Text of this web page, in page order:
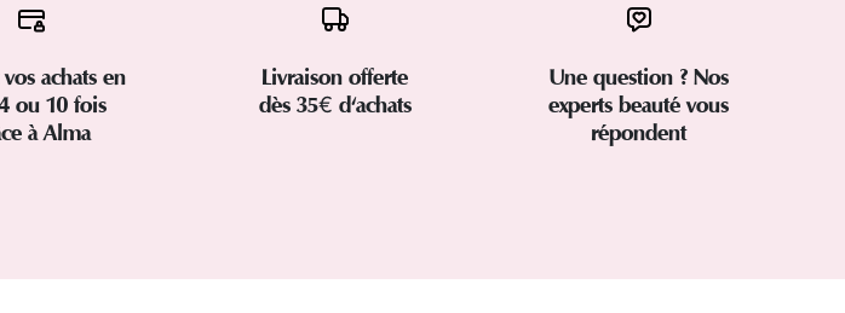
achats en
ou 10 fois
à Alma
Livraison offerte
dès 35€ d'achats
Une question ? Nos
experts beauté vous
répondent